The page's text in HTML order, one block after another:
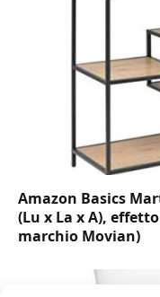
Amazon Basics
(Lu x La x A),
marchio Movian)